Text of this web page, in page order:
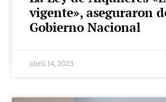
vigente», aseguraron
Gobierno Nacional
abril 14, 2023